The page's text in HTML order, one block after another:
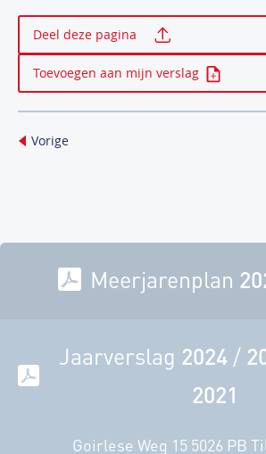
Deel deze pagina
Toevoegen aan mijn verslag
Vorige
Meerjarenplan
Jaarverslag 2024/
2021
Goirlese Weg 15 5026 PB